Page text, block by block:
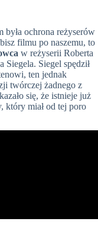
ochrona reżyserów
filmu po naszemu, to
w reżyserii Roberta
Siegel spędził
ten jednak
twórczej żadnego z
się, że istnieje już
który miał od tej poro